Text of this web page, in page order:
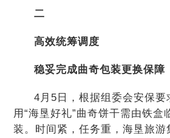
二
高效统筹调度
稳妥完成曲奇包装更换保障
4月5日，根据组委会安保要
用“海垦好礼”曲奇饼干需由铁盒
装。时间紧，任务重，海垦旅游